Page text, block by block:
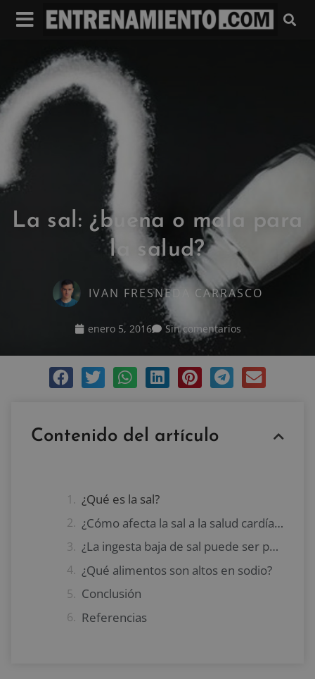
La sal: ¿buena o mala para
la salud?
IVAN FRESNEDA CARRASCO
enero 5, 2016 Sin comentarios
Contenido del artículo
¿Qué es la sal?
¿Cómo afecta la sal a la salud cardíaca?
¿La ingesta baja de sal puede ser perjudicial?
¿Qué alimentos son altos en sodio?
Conclusión
Referencias